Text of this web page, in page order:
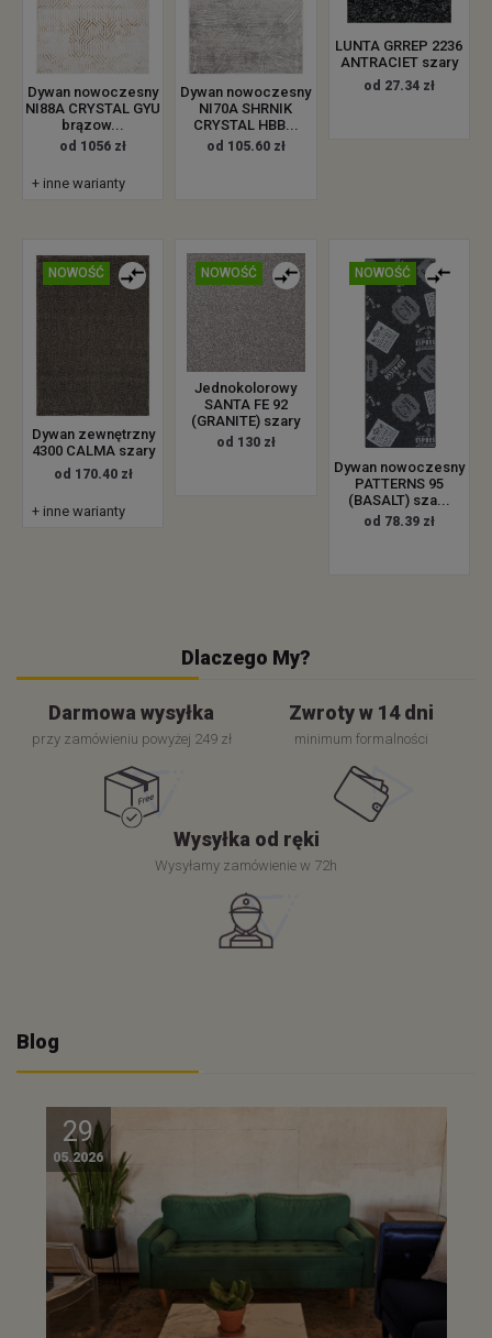
Dywan nowoczesny
NI88A CRYSTAL GYU
brązow...
od 1056 zł
+ inne warianty
Dywan nowoczesny
NI70A SHRNIK
CRYSTAL HBB...
od 105.60 zł
LUNTA GRREP 2236
ANTRACIET szary
od 27.34 zł
NOWOŚĆ
Dywan zewnętrzny
4300 CALMA szary
od 170.40 zł
+ inne warianty
NOWOŚĆ
Jednokolorowy
SANTA FE 92
(GRANITE) szary
od 130 zł
NOWOŚĆ
Dywan nowoczesny
PATTERNS 95
(BASALT) sza...
od 78.39 zł
Dlaczego My?
Darmowa wysyłka
przy zamówieniu powyżej 249 zł
Zwroty w 14 dni
minimum formalności
Wysyłka od ręki
Wysyłamy zamówienie w 72h
Blog
29
05.2026